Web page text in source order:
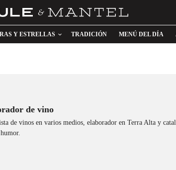
Y ESTRELLAS TRADICIÓN MENÚ DEL DÍA
de vino
de vinos en varios medios, elaborador en Terra Alta y